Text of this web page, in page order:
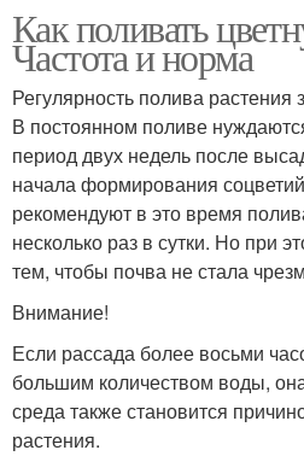
Как поливать
Частота и норма
Регулярность полива растения
В постоянном поливе
период двух недель после
начала формирования
рекомендуют в это время
несколько раз в сутки. Но при
тем, чтобы почва не стала
Внимание!
Если рассада более восьми
большим количеством воды,
среда также становится
растения.